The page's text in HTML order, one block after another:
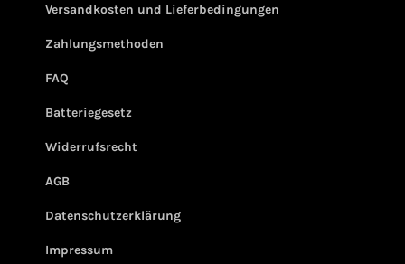
Versandkosten und Lieferbedingungen
Zahlungsmethoden
FAQ
Batteriegesetz
Widerrufsrecht
AGB
Datenschutzerklärung
Impressum